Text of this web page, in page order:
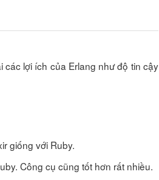
các lợi ích của Erlang như độ tin cậy
giống với Ruby.
Công cụ cũng tốt hơn rất nhiều.